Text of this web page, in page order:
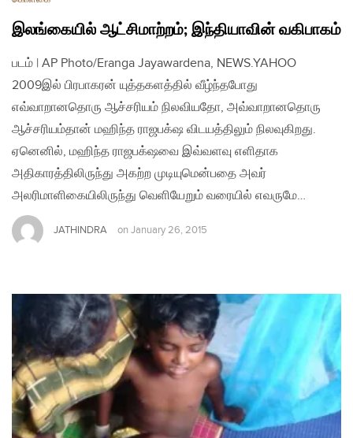
இலங்கையில் ஆட்சிமாற்றம்; இந்தியாவின் வகிபாகம்
படம் | AP Photo/Eranga Jayawardena, NEWS.YAHOO
2009இல் பிரபாகரன் யுத்தகளத்தில் வீழ்ந்தபோது
எவ்வாறானதொரு ஆச்சரியம் நிலவியதோ, அவ்வாறானதொரு
ஆச்சரியம்தான் மஹிந்த ராஜபக்‌ஷ விடயத்திலும் நிலவுகிறது.
ஏனெனில், மஹிந்த ராஜபக்‌ஷவை இவ்வளவு எளிதாக
அதிகாரத்திலிருந்து அகற்ற முடியுமென்பதை அவர்
அலரிமாளிகையிலிருந்து வெளியேறும் வரையில் எவருமே…
JATHINDRA on January 26, 2015